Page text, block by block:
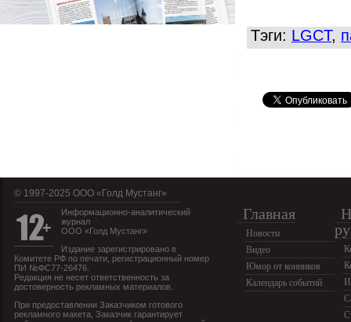
Тэги: LGCT,
© 1997-2025 OOO «Голд Мустанг»
Информационно-аналитический
журнал
ООО «Голд Мустанг»
Издание зарегистрировано в
Комитете РФ по печати, регистрационный номер
ПИ №ФС77-26476.
Редакция не несет ответственность за
достоверность рекламных материалов.
При предоставлении Заказчиком готового
рекламного макета, Заказчик гарантирует
Главная
Новости
Видео
Юмор от конников
Календарь событий